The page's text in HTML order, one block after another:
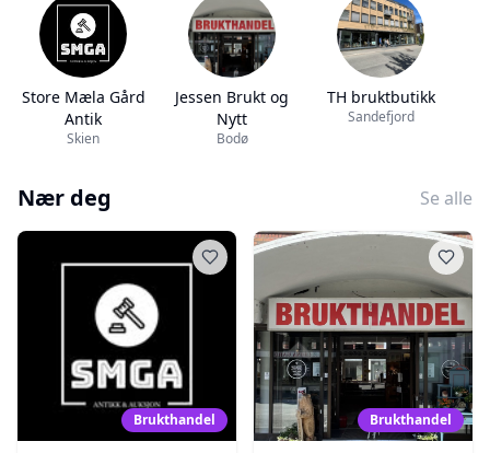
Store Mæla Gård
Antik
Skien
Jessen Brukt og
Nytt
Bodø
TH bruktbutikk
Sandefjord
Nær deg Se alle
Brukthandel Brukthandel